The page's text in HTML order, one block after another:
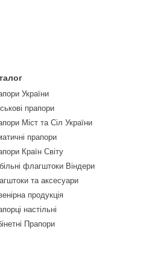
України
прапори
Міст та Сіл України
прапори
Країн Світу
флагштоки Віндери
та аксесуари
продукція
настільні
Прапори